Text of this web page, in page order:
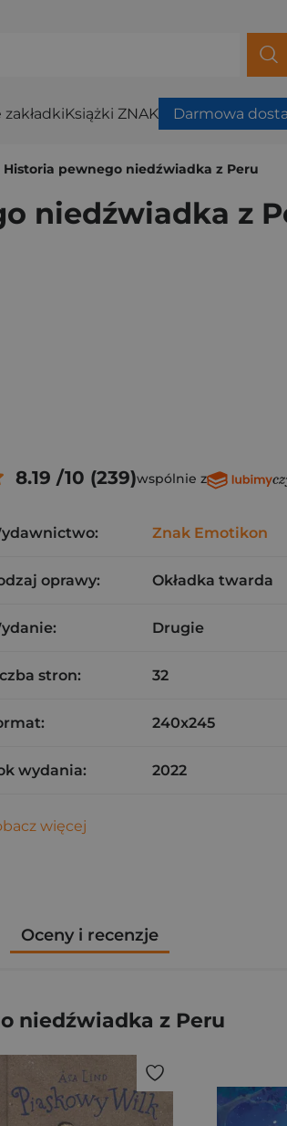
zakładkiKsiążki ZNAK Darmowa
pewnego niedźwiadka z Peru
niedźwiadka z
8.19 /10 (239)wspólnie z
Znak Emotikon
oprawy: Okładka twarda
Drugie
stron: 32
240x245
wydania: 2022
więcej
Oceny i recenzje
niedźwiadka z Peru